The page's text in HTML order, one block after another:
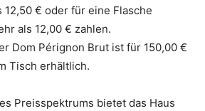
12,50 € oder für eine Flasche
als 12,00 € zahlen.
Dom Pérignon Brut ist für 150,00 €
Tisch erhältlich.
Preisspektrums bietet das Haus